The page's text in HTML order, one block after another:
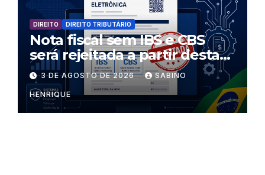
DIREITO DIREITO TRIBUTÁRIO
Nota fiscal sem IBS e CBS
será rejeitada a partir desta
segunda-feira
3 DE AGOSTO DE 2026 SABINO
HENRIQUE